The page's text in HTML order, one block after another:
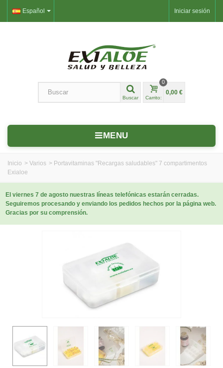
Iniciar sesión
Español
Buscar Carrito:
0
0,00 €
MENU
Inicio > Varios > Portavitaminas "Recargas saludables" 7 compartimentos
Exialoe
El viernes 7 de agosto nuestras líneas telefónicas estarán cerradas.
Seguiremos procesando y enviando los pedidos hechos por la página web.
Gracias por su comprensión.